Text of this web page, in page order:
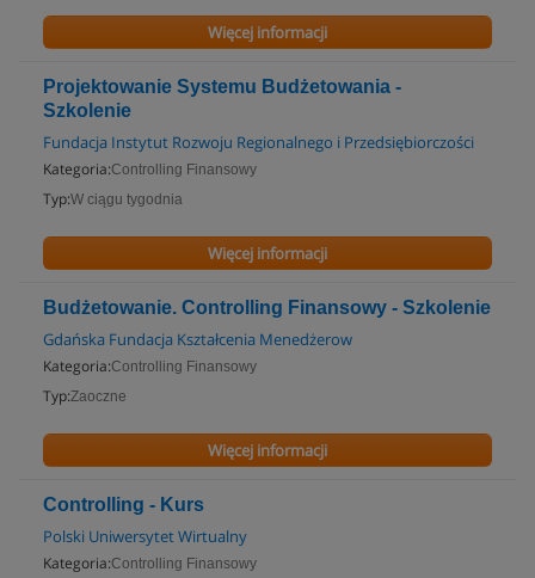
Więcej informacji
Projektowanie Systemu Budżetowania -
Szkolenie
Fundacja Instytut Rozwoju Regionalnego i Przedsiębiorczości
Kategoria:Controlling Finansowy
Typ:W ciągu tygodnia
Więcej informacji
Budżetowanie. Controlling Finansowy - Szkolenie
Gdańska Fundacja Kształcenia Menedżerow
Kategoria:Controlling Finansowy
Typ:Zaoczne
Więcej informacji
Controlling - Kurs
Polski Uniwersytet Wirtualny
Kategoria:Controlling Finansowy